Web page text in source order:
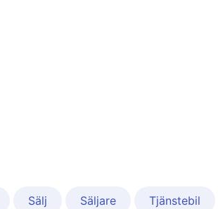
Sälj Säljare Tjänstebil